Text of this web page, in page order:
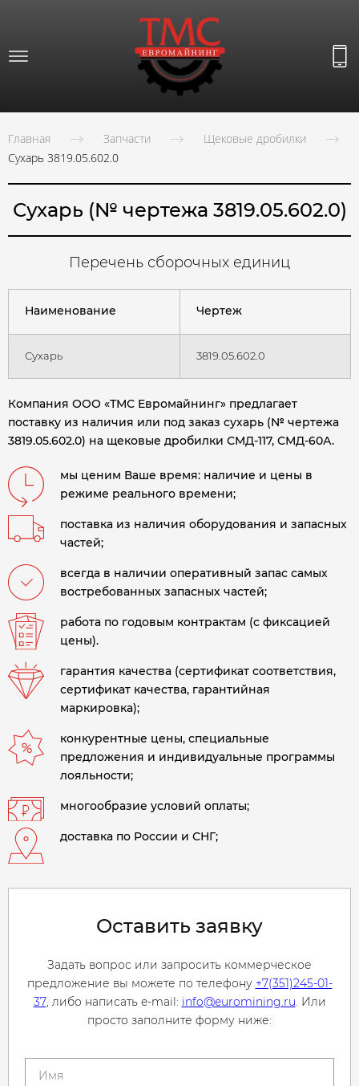
Главная Запчасти
Щековые дробилки
Сухарь 3819.05.602.0
Сухарь (№ чертежа 3819.05.602.0)
Перечень сборочных единиц
Наименование Чертеж
Сухарь 3819.05.602.0
Компания ООО «ТМС Евромайнинг» предлагает
поставку из наличия или под заказ сухарь (№ чертежа
3819.05.602.0) на щековые дробилки СМД-117, СМД-60А.
мы ценим Ваше время: наличие и цены в
режиме реального времени;
поставка из наличия оборудования и запасных
частей;
всегда в наличии оперативный запас самых
востребованных запасных частей;
работа по годовым контрактам (с фиксацией
цены).
гарантия качества (сертификат соответствия,
сертификат качества, гарантийная
маркировка);
конкурентные цены, специальные
предложения и индивидуальные программы
лояльности;
многообразие условий оплаты;
доставка по России и СНГ;
Оставить заявку
Задать вопрос или запросить коммерческое
предложение вы можете по телефону +7(351)245-01-
37, либо написать e-mail: info@euromining.ru. Или
просто заполните форму ниже: